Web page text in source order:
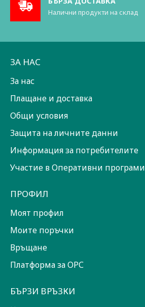
Налични продукти на склад
ЗА НАС
За нас
Плащане и доставка
Общи условия
Защита на личните данни
Информация за потребителите
Участие в Оперативни програми
ПРОФИЛ
Моят профил
Моите поръчки
Връщане
Платформа за ОРС
БЪРЗИ ВРЪЗКИ